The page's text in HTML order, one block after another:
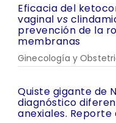
Eficacia del
vaginal vs
prevención de la
membranas
Ginecología y
Quiste gigante de
diagnóstico
anexiales. Reporte